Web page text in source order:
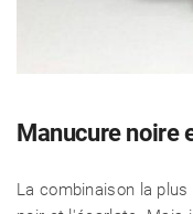
Manucure noire
La combinaison la